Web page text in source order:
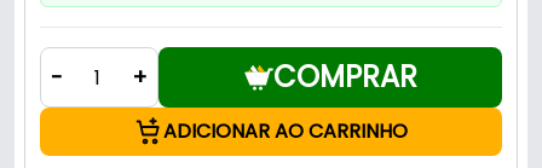
- + COMPRAR
ADICIONAR AO CARRINHO